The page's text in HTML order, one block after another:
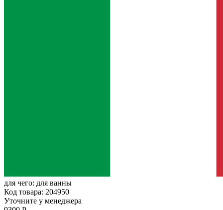
для чего: для ванны
Код товара: 204950
Уточните у менеджера